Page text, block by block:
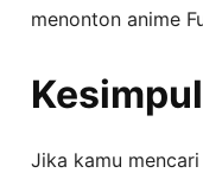
menonton anime
Jika kamu